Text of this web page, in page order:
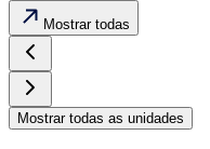
Mostrar todas
Mostrar todas as unidades